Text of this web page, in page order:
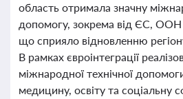
область отримала значну
допомогу, зокрема від ЄС, ООН
що сприяло відновленню
В рамках євроінтеграції
міжнародної технічної
медицину, освіту та соціальну